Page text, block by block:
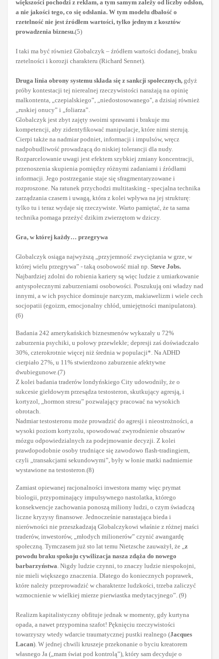
większości pochodzi z reklam, a tym samym zależy od liczby odsłon,
a nie jakości tego, co się odsłania. W tym modelu dbałość o
rzetelność nie jest źródłem wartości, tylko jednym z kosztów
prowadzenia biznesu.(5)
I taki ma być również Globalczyk – źródłem wartości dodanej, braku
rzetelności i korozji charakteru (Richard Sennet).
Druga linia obrony systemu składa się z sankcji społecznych, gdyż
próby kontestacji tej nierealnej rzeczywistości narażają na opinię
malkontenta, „czepialskiego”, „niedostosowanego", a dzisiaj również
„ruskiej onucy” i „foliarza”.
Globalczyk jest zbyt zajęty swoimi sprawami i brakuje mu
kompetencji, aby zidentyfikować manipulacje, które nimi sterują.
Cierpi także na nadmiar podniet, informacji i impulsów, wręcz
nadpobudliwość prowadzącą do niskiej tolerancji dla nudy.
Rozparcelowanie uwagi jest efektem szybkiej zmiany koncentracji,
przenoszenia skupienia pomiędzy różnymi zadaniami i źródłami
informacji. Jego postrzeganie staje się sfragmentaryzowane i
rozproszone. Na ratunek przychodzi multitasking - specjalna technika
zarządzania czasem i uwagą, która z kolei wpływa na jej strukturę:
tylko tu i teraz wydaje się rzeczywiste. Warto pamiętać, że ta sama
technika pomaga przeżyć dzikim zwierzętom w dziczy.
Gra, w której każdy… przegrywa
Globalczyk osiąga najwyższą „przyjemność zwyciężania w grze, w
której wielu przegrywa” - taką osobowość miał np. Steve Jobs.
Najbardziej zdolni do robienia kariery są więc ludzie z umiarkowanie
antyspołecznymi zaburzeniami osobowości. Poszukują oni władzy nad
innymi, a w ich psychice dominuje narcyzm, makiawelizm i wiele cech
socjopatii (egoizm, emocjonalny chłód, umiejętności manipulatora).
(6)
Badania 242 amerykańskich biznesmenów wykazały u 72%
zaburzenia psychiki, u połowy przewlekłe; depresji zaś doświadczało
30%, czterokrotnie więcej niż średnia w populacji*. Na ADHD
cierpiało 27%, u 11% stwierdzono zaburzenie afektywne
dwubiegunowe.(7)
Z kolei badania traderów londyńskiego City udowodniły, że o
sukcesie giełdowym przesądza testosteron, skutkujący agresją, i
kortyzol, „hormon stresu” pozwalający pracować na wysokich
obrotach.
Nadmiar testosteronu może prowadzić do agresji i nieostrożności, a
wysoki poziom kortyzolu, spowodować zwyrodnienie obszarów
mózgu odpowiedzialnych za podejmowanie decyzji. Z kolei
prawdopodobnie osoby trudniące się zawodowo flash-tradingiem,
czyli „transakcjami sekundowymi”, były w łonie matki nadmiernie
wystawione na testosteron.(8)
Zamiast opiewanej racjonalności inwestora mamy więc prymat
biologii, przypominający impulsywnego nastolatka, którego
konsekwencje zachowania ponoszą miliony ludzi, o czym świadczą
liczne kryzysy finansowe. Jednocześnie narastająca bieda i
nierówności nie przeszkadzają Globalczykowi właśnie z różnej maści
traderów, inwestorów, „młodych milionerów” czynić awangardę
społeczną. Tymczasem już sto lat temu Nietzsche zauważył, że „ z
powodu braku spokoju cywilizacja nasza zdąża do nowego
barbarzyństwa . Nigdy ludzie czynni, to znaczy ludzie niespokojni,
nie mieli większego znaczenia. Dlatego do koniecznych poprawek,
które należy przeprowadzić w charakterze ludzkości, trzeba zaliczyć
wzmocnienie w wielkiej mierze pierwiastka medytacyjnego”. (9)
Realizm kapitalistyczny obfituje jednak w momenty, gdy kurtyna
opada, a nawet przypomina szafot! Pęknięciu rzeczywistości
towarzyszy wtedy wdarcie traumatycznej pustki realnego (Jacques
Lacan). W jednej chwili kruszeje przekonanie o byciu kreatorem
własnego Ja („mam świat pod kontrolą”), który sam decyduje o